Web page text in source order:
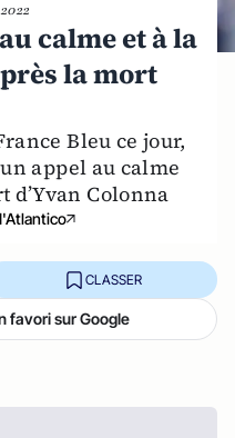
calme et à la
la mort
Bleu ce jour,
appel au calme
d’Yvan Colonna
CLASSER
favori sur Google